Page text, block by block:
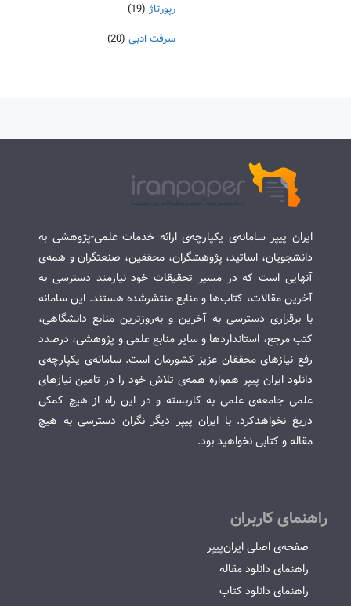
رپورتاژ (19)
سرقت ادبی (20)
ایران پیپر سامانه‌ی یکپارچه‌ی ارائه خدمات علمی-پژوهشی به
دانشجویان، اساتید، پژوهشگران، محققین، صنعتگران و همه‌ی
آنهایی است که در مسیر تحقیقات خود نیازمند دسترسی به
آخرین مقالات، کتاب‌ها و منابع منتشرشده هستند. این سامانه
با برقراری دسترسی به آخرین و به‌روزترین منابع دانشگاهی،
کتب مرجع، استانداردها و سایر منابع علمی و پژوهشی، درصدد
رفع نیازهای محققان عزیز کشورمان است. سامانه‌ی یکپارچه‌ی
دانلود ایران پیپر همواره همه‌ی تلاش خود را در تامین نیازهای
علمی جامعه‌ی علمی به کاربسته و در این راه از هیچ کمکی
دریغ نخواهدکرد. با ایران پیپر دیگر نگران دسترسی به هیچ
مقاله و کتابی نخواهید بود.
راهنمای کاربران
صفحه‌ی اصلی ایران‌پیپر
راهنمای دانلود مقاله
راهنمای دانلود کتاب